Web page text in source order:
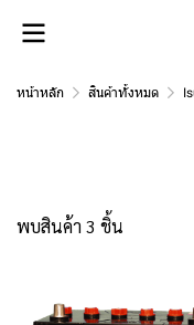
หน้าหลัก สินค้าทั้งหมด
พบสินค้า 3 ชิ้น